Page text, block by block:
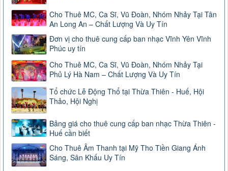
Cho Thuê MC, Ca Sĩ, Vũ Đoàn, Nhóm Nhảy Tại Tân
An Long An – Chất Lượng Và Uy Tín
Đơn vị cho thuê cung cấp ban nhạc Vĩnh Yên Vĩnh
Phúc uy tín
Cho Thuê MC, Ca Sĩ, Vũ Đoàn, Nhóm Nhảy Tại
Phủ Lý Hà Nam – Chất Lượng Và Uy Tín
Tổ chức Lễ Động Thổ tại Thừa Thiên - Huế, Hội
Thảo, Hội Nghị
Bảng giá cho thuê cung cấp ban nhạc Thừa Thiên -
Huế cần biết
Cho Thuê Âm Thanh tại Mỹ Tho Tiền Giang Ánh
Sáng, Sân Khấu Uy Tín